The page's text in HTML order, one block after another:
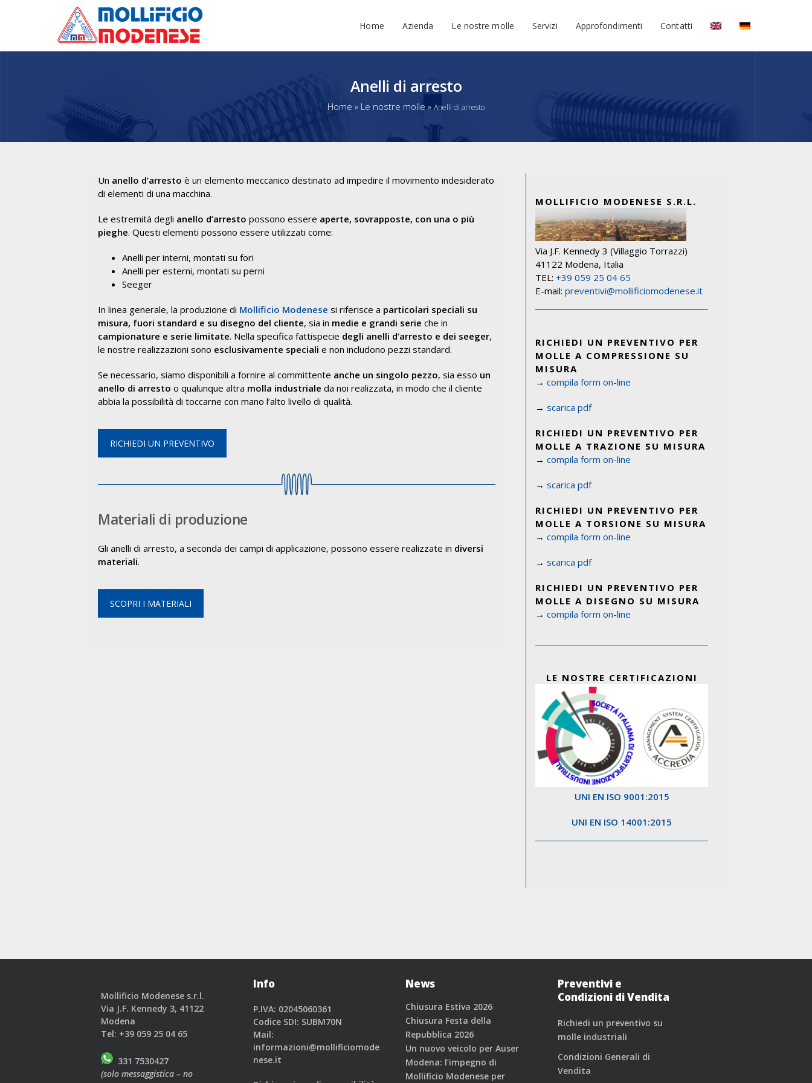
Home Azienda Le nostre molle Servizi Approfondimenti Contatti
Anelli di arresto
Home » Le nostre molle»Anelli di arresto
Un anello d’arresto è un elemento meccanico destinato ad impedire il movimento indesiderato
di elementi di una macchina.
Le estremità degli anello d’arresto possono essere aperte, sovrapposte, con una o più
pieghe. Questi elementi possono essere utilizzati come:
Anelli per interni, montati su fori
Anelli per esterni, montati su perni
Seeger
In linea generale, la produzione di Mollificio Modenese si riferisce a particolari speciali su
misura, fuori standard e su disegno del cliente, sia in medie e grandi serie che in
campionature e serie limitate. Nella specifica fattispecie degli anelli d’arresto e dei seeger,
le nostre realizzazioni sono esclusivamente speciali e non includono pezzi standard.
Se necessario, siamo disponibili a fornire al committente anche un singolo pezzo, sia esso un
anello di arresto o qualunque altra molla industriale da noi realizzata, in modo che il cliente
abbia la possibilità di toccarne con mano l’alto livello di qualità.
RICHIEDI UN PREVENTIVO
Materiali di produzione
Gli anelli di arresto, a seconda dei campi di applicazione, possono essere realizzate in diversi
materiali.
SCOPRI I MATERIALI
MOLLIFICIO MODENESE S.R.L.
Via J.F. Kennedy 3 (Villaggio Torrazzi)
41122 Modena, Italia
TEL:+39 059 25 04 65
E-mail:preventivi@mollificiomodenese.it
RICHIEDI UN PREVENTIVO PER
MOLLE A COMPRESSIONE SU
MISURA
→compila form on-line
→scarica pdf
RICHIEDI UN PREVENTIVO PER
MOLLE A TRAZIONE SU MISURA
→compila form on-line
→scarica pdf
RICHIEDI UN PREVENTIVO PER
MOLLE A TORSIONE SU MISURA
→compila form on-line
→scarica pdf
RICHIEDI UN PREVENTIVO PER
MOLLE A DISEGNO SU MISURA
→compila form on-line
LE NOSTRE CERTIFICAZIONI
UNI EN ISO 9001:2015
UNI EN ISO 14001:2015
Mollificio Modenese s.r.l.
Via J.F. Kennedy 3, 41122
Modena
Tel: +39 059 25 04 65
331 7530427
(solo messaggistica – no
Info
P.IVA: 02045060361
Codice SDI: SUBM70N
Mail:
informazioni@mollificiomode
nese.it
News
Chiusura Estiva 2026
Chiusura Festa della
Repubblica 2026
Un nuovo veicolo per Auser
Modena: l’impegno di
Mollificio Modenese per
Preventivi e
Condizioni di Vendita
Richiedi un preventivo su
molle industriali
Condizioni Generali di
Vendita